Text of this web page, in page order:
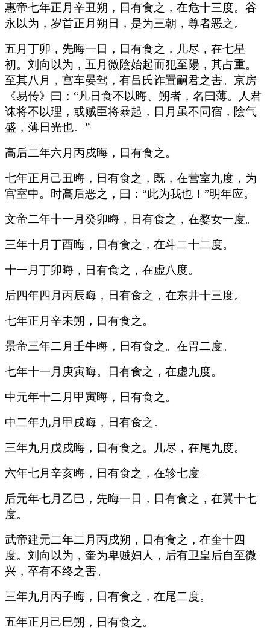
惠帝七年正月辛丑朔，日有食之，在危十三度。谷
永以为，岁首正月朔日，是为三朝，尊者恶之。
五月丁卯，先晦一日，日有食之，几尽，在七星
初。刘向以为，五月微陰始起而犯至陽，其占重。
至其八月，宫车晏驾，有吕氏诈置嗣君之害。京房
《易传》曰：“凡日食不以晦、朔者，名曰薄。人君
诛将不以理，或贼臣将暴起，日月虽不同宿，陰气
盛，薄日光也。”
高后二年六月丙戌晦，日有食之。
七年正月己丑晦，日有食之，既，在营室九度，为
宫室中。时高后恶之，曰：“此为我也！”明年应。
文帝二年十一月癸卯晦，日有食之，在婺女一度。
三年十月丁酉晦，日有食之，在斗二十二度。
十一月丁卯晦，日有食之，在虚八度。
后四年四月丙辰晦，日有食之，在东井十三度。
七年正月辛未朔，日有食之。
景帝三年二月壬牛晦，日有食之。在胃二度。
七年十一月庚寅晦。日有食之，在虚九度。
中元年十二月甲寅晦，日有食之。
中二年九月甲戌晦，日有食之。
三年九月戊戌晦，日有食之。几尽，在尾九度。
六年七月辛亥晦，日有食之，在轸七度。
后元年七月乙巳，先晦一日，日有食之，在翼十七
度。
武帝建元二年二月丙戌朔，日有食之，在奎十四
度。刘向以为，奎为卑贼妇人，后有卫皇后自至微
兴，卒有不终之害。
三年九月丙子晦，日有食之，在尾二度。
五年正月己巳朔，日有食之。